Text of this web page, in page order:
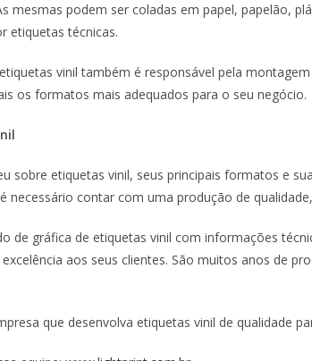
mesmas podem ser coladas em papel, papelão,
etiquetas técnicas.
vinil também é responsável pela
os formatos mais adequados para o seu negócio.
sobre etiquetas vinil, seus principais formatos e
necessário contar com uma produção de
de gráfica de etiquetas vinil com informações
aos seus clientes. São muitos anos de
que desenvolva etiquetas vinil de qualidade